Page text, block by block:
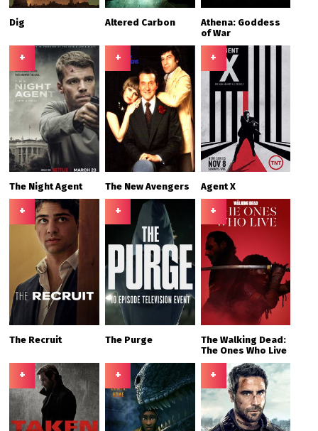
Dig Altered Carbon
Athena: Goddess
of War
+
The Night Agent
+
The New Avengers
+
Agent X
+
The Recruit
+
The Purge
+
The Walking Dead:
The Ones Who Live
+ + +